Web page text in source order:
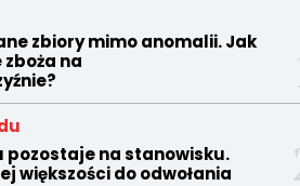
zbiory mimo anomalii. Jak
zboża na
pozostaje na stanowisku.
większości do odwołania